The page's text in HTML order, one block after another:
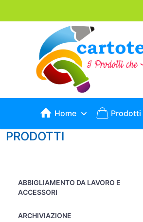
Home Prodotti
PRODOTTI
ABBIGLIAMENTO DA LAVORO E
ACCESSORI
ARCHIVIAZIONE